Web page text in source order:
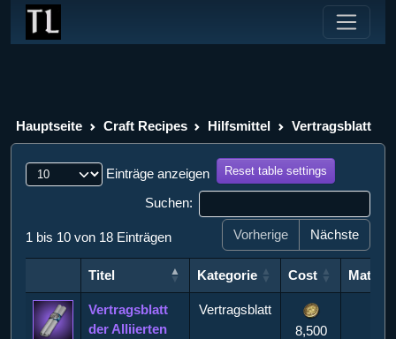
Hauptseite Craft Recipes Hilfsmittel Vertragsblatt
Einträge anzeigen Reset table settings
Suchen:
1 bis 10 von 18 Einträgen Vorherige Nächste
Titel Kategorie Cost
Titel
Kategorie Cost
Vertragsblatt
der Alliierten
Vertragsblatt
8,500